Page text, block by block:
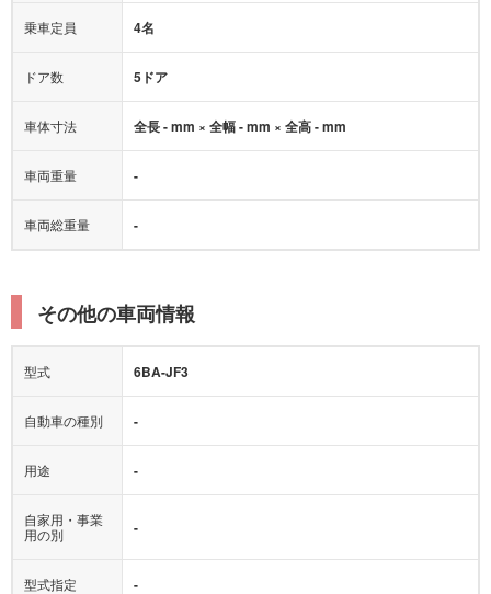
乗車定員 4名
ドア数 5ドア
車体寸法 全長 - mm × 全幅 - mm × 全高 - mm
車両重量 -
車両総重量 -
その他の車両情報
型式 6BA-JF3
自動車の種別 -
用途 -
自家用・事業
用の別
-
型式指定 -